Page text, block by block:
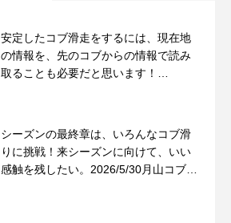
安定したコブ滑走をするには、現在地
の情報を、先のコブからの情報で読み
取ることも必要だと思います！
シーズンの最終章は、いろんなコブ滑
りに挑戦！来シーズンに向けて、いい
感触を残したい。2026/5/30月山コブレ